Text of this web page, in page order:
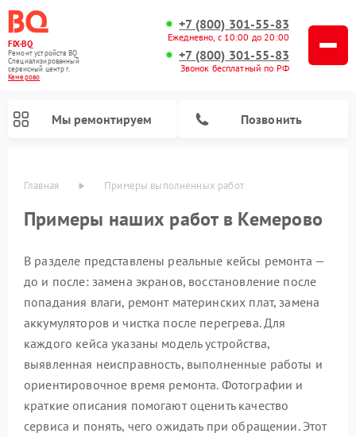
FIX-BQ
Ремонт устройств BQ
Специализированный
cервисный центр г.
Кемерово
+7 (800) 301-55-83
Ежедневно, с 10:00 до 20:00
+7 (800) 301-55-83
Звонок бесплатный по РФ
Мы ремонтируем Позвонить
Главная Примеры выполненных работ
Примеры наших работ в Кемерово
В разделе представлены реальные кейсы ремонта —
до и после: замена экранов, восстановление после
попадания влаги, ремонт материнских плат, замена
аккумуляторов и чистка после перегрева. Для
каждого кейса указаны модель устройства,
выявленная неисправность, выполненные работы и
ориентировочное время ремонта. Фотографии и
краткие описания помогают оценить качество
сервиса и понять, чего ожидать при обращении. Этот